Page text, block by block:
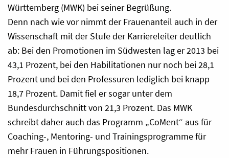
Württemberg (MWK) bei seiner Begrüßung.
Denn nach wie vor nimmt der Frauenanteil auch in der
Wissenschaft mit der Stufe der Karriereleiter deutlich
ab: Bei den Promotionen im Südwesten lag er 2013 bei
43,1 Prozent, bei den Habilitationen nur noch bei 28,1
Prozent und bei den Professuren lediglich bei knapp
18,7 Prozent. Damit fiel er sogar unter dem
Bundesdurchschnitt von 21,3 Prozent. Das MWK
schreibt daher auch das Programm „CoMent“ aus für
Coaching-, Mentoring- und Trainingsprogramme für
mehr Frauen in Führungspositionen.